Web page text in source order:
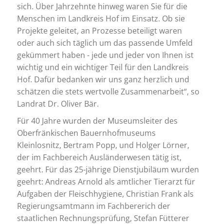
sich. Über Jahrzehnte hinweg waren Sie für die
Menschen im Landkreis Hof im Einsatz. Ob sie
Projekte geleitet, an Prozesse beteiligt waren
oder auch sich täglich um das passende Umfeld
gekümmert haben - jede und jeder von Ihnen ist
wichtig und ein wichtiger Teil für den Landkreis
Hof. Dafür bedanken wir uns ganz herzlich und
schätzen die stets wertvolle Zusammenarbeit“, so
Landrat Dr. Oliver Bär.
Für 40 Jahre wurden der Museumsleiter des
Oberfränkischen Bauernhofmuseums
Kleinlosnitz, Bertram Popp, und Holger Lörner,
der im Fachbereich Ausländerwesen tätig ist,
geehrt. Für das 25-jährige Dienstjubiläum wurden
geehrt: Andreas Arnold als amtlicher Tierarzt für
Aufgaben der Fleischhygiene, Christian Frank als
Regierungsamtmann im Fachbererich der
staatlichen Rechnungsprüfung, Stefan Fütterer